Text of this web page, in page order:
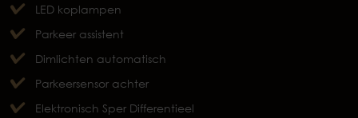
LED koplampen
Parkeer assistent
Dimlichten automatisch
Parkeersensor achter
Elektronisch Sper Differentieel